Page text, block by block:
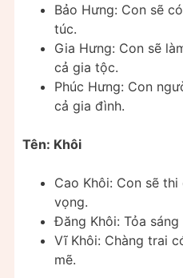
Bảo Hưng: Con sẽ
túc.
Gia Hưng: Con sẽ
cả gia tộc.
Phúc Hưng: Con
cả gia đình.
Tên: Khôi
Cao Khôi: Con sẽ
vọng.
Đăng Khôi: Tỏa
Vĩ Khôi: Chàng trai
mẽ.